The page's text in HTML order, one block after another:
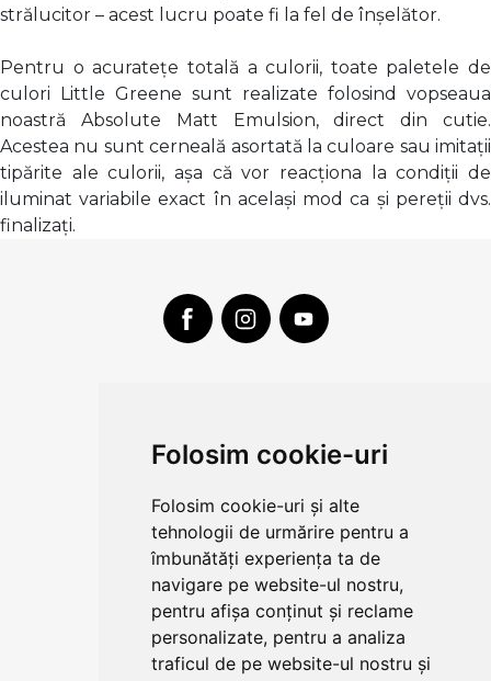
Folosim cookie-uri
Folosim cookie-uri și alte
tehnologii de urmărire pentru a
îmbunătăți experiența ta de
navigare pe website-ul nostru,
pentru afișa conținut și reclame
personalizate, pentru a analiza
traficul de pe website-ul nostru și
strălucitor – acest lucru poate fi la fel de înșelător.
Pentru o acuratețe totală a culorii, toate paletele de
culori Little Greene sunt realizate folosind vopseaua
noastră Absolute Matt Emulsion, direct din cutie.
Acestea nu sunt cerneală asortată la culoare sau imitații
tipărite ale culorii, așa că vor reacționa la condiții de
iluminat variabile exact în același mod ca și pereții dvs.
finalizați.
COMPANIA
CONTUL MEU
COMENZI SI LIVRARE
Traian, nr. 86-88
Vezi mai multe date de contact